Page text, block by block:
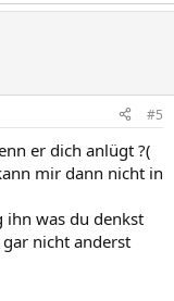
#5
er dich anlügt ?(
mir dann nicht in
ihn was du denkst
nicht anderst